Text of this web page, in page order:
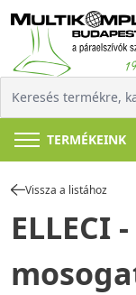
TERMÉKEINK
Vissza a listához
ELLECI